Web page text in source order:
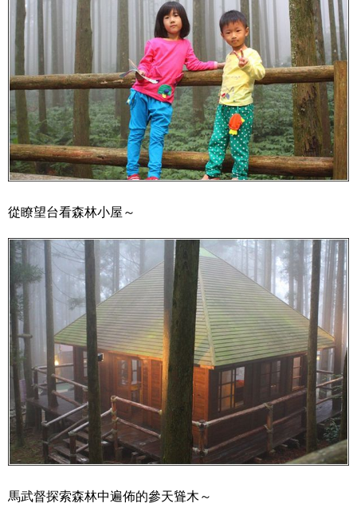
從瞭望台看森林小屋～
馬武督探索森林中遍佈的參天聳木～